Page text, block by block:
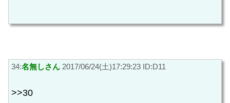
34:名無しさん 2017/06/24(土)17:29:23 ID:D11
>>30